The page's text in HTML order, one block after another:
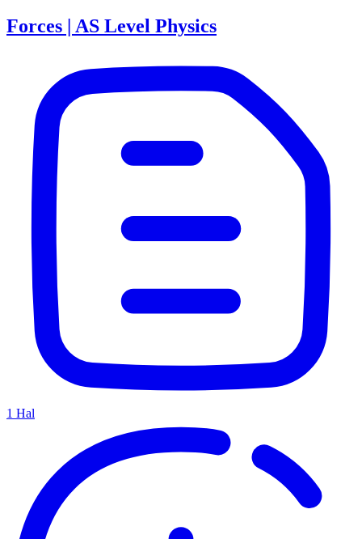
Forces | AS Level Physics
1 Hal